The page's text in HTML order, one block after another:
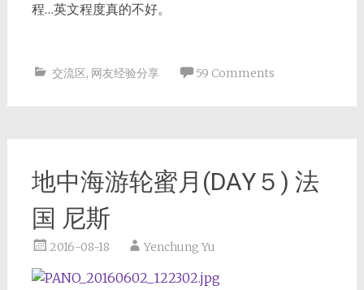
程…英文程度真的不好。
交流区, 网友经验分享 59 Comments
地中海游轮蜜月(DAY５) 法
国 尼斯
2016-08-18 Yenchung Yu